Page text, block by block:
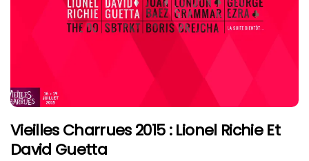
Vieilles Charrues 2015 : Lionel Richie Et
David Guetta